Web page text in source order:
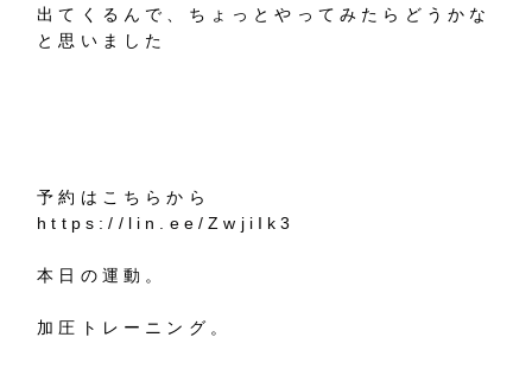
出てくるんで、ちょっとやってみたらどうかな
と思いました
予約はこちらから
https://lin.ee/ZwjiIk3
本日の運動。
加圧トレーニング。